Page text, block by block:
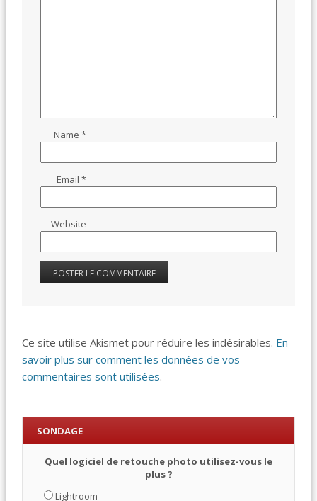
Name*
Email*
Website
Ce site utilise Akismet pour réduire les indésirables. En
savoir plus sur comment les données de vos
commentaires sont utilisées.
SONDAGE
Quel logiciel de retouche photo utilisez-vous le
plus ?
Lightroom